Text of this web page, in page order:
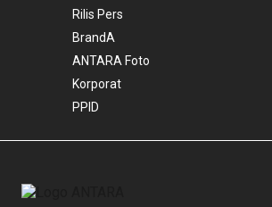
Rilis Pers
BrandA
ANTARA Foto
Korporat
PPID